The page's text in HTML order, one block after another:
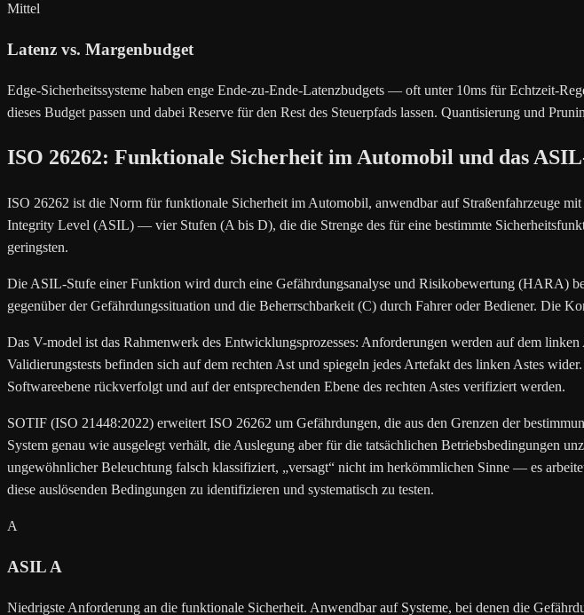
Mittel
Latenz vs. Margenbudget
Edge-Sicherheitssysteme haben enge Ende-zu-Ende-Latenzbudgets — oft unter 10ms für Echtzeit-
dieses Budget passen und dabei Reserve für den Rest des Steuerpfads lassen. Quantisierung und
ISO 26262: Funktionale Sicherheit im Automobil und das
ISO 26262 ist die Norm für funktionale Sicherheit im Automobil, anwendbar auf Straßenfahrzeuge
Integrity Level (ASIL) — vier Stufen (A bis D), die die Strenge des für eine bestimmte
geringsten.
Die ASIL-Stufe einer Funktion wird durch eine Gefährdungsanalyse und Risikobewertung (HARA)
gegenüber der Gefährdungssituation und die Beherrschbarkeit (C) durch Fahrer oder Bediener. Die
Das V-model ist das Rahmenwerk des Entwicklungsprozesses: Anforderungen werden auf dem
Validierungstests befinden sich auf dem rechten Ast und spiegeln jedes Artefakt des linken Astes
Softwareebene rückverfolgt und auf der entsprechenden Ebene des rechten Astes verifiziert werden.
SOTIF (ISO 21448:2022) erweitert ISO 26262 um Gefährdungen, die aus den Grenzen der
System genau wie ausgelegt verhält, die Auslegung aber für die tatsächlichen Betriebsbedingungen
ungewöhnlicher Beleuchtung falsch klassifiziert, „versagt“ nicht im herkömmlichen Sinne — es
diese auslösenden Bedingungen zu identifizieren und systematisch zu testen.
A
ASIL A
Niedrigste Anforderung an die funktionale Sicherheit. Anwendbar auf Systeme, bei denen die